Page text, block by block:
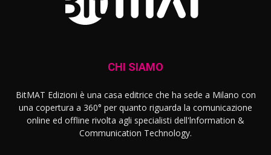
CHI SIAMO
BitMAT Edizioni è una casa editrice che ha sede a Milano con
una copertura a 360° per quanto riguarda la comunicazione
online ed offline rivolta agli specialisti dell'lnformation &
Communication Technology.